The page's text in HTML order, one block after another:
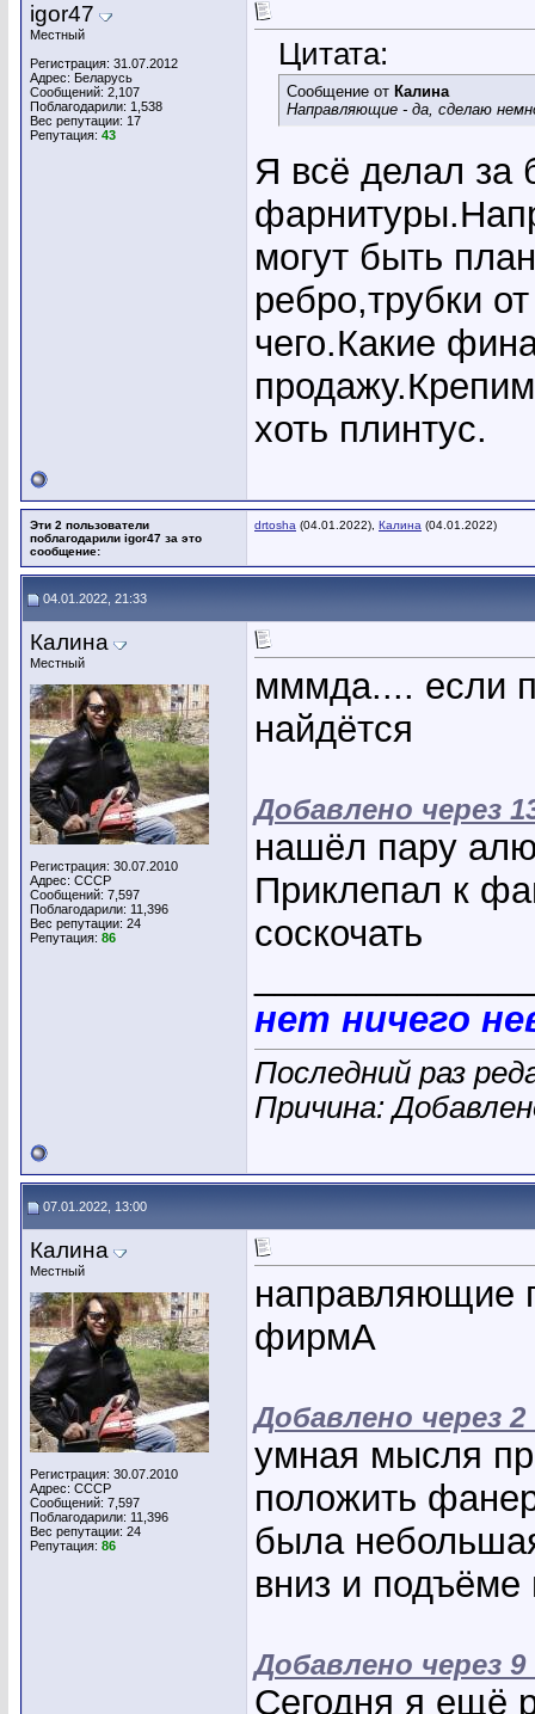
igor47
Местный
Регистрация: 31.07.2012
Адрес: Беларусь
Сообщений: 2,107
Поблагодарили: 1,538
Вес репутации: 17
Репутация: 43
Цитата:
Сообщение от Калина
Направляющие - да, сделаю
Я всё делал за
могут быть
ребро,трубки
чего.Какие
хоть плинтус.
Эти 2 пользователи
поблагодарили igor47 за это
сообщение:
drtosha (04.01.2022), Калина (04.01.2022)
04.01.2022, 21:33
Калина
Местный
Регистрация: 30.07.2010
Адрес: СССР
Сообщений: 7,597
Поблагодарили: 11,396
Вес репутации: 24
Репутация: 86
мммда.... если
найдётся
Добавлено через
нашёл пару
Приклепал к
соскочать
нет ничего
Последний раз
Причина:
07.01.2022, 13:00
Калина
Местный
Регистрация: 30.07.2010
Адрес: СССР
Сообщений: 7,597
Поблагодарили: 11,396
Вес репутации: 24
Репутация: 86
направляющие
фирмА
Добавлено через
умная мысля
положить
была
вниз и подъёме
Добавлено через
Сегодня я ещё